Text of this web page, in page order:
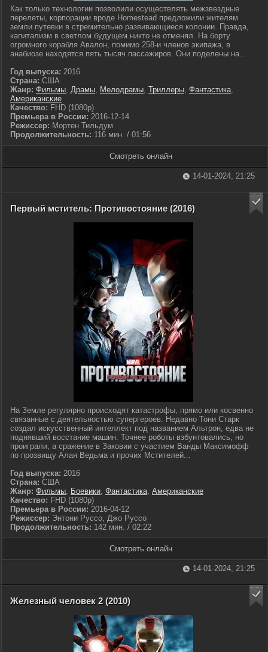
Как только технологии позволили осуществлять межзвездные
перелеты, корпорации вроде Homestead предложили жителям
земли путевки в стремительно развивающиеся колонии. Правда,
капитализм в светлом будущем никто не отменял. На борту
огромного корабля Авалон, помимо 258-и членов экипажа, в
анабиозе находятся пять тысяч пассажиров. Они поделены на...
Год выпуска: 2016
Страна: США
Жанр: Фильмы, Драмы, Мелодрамы, Триллеры, Фантастика,
Американские
Качество: FHD (1080p)
Премьера в России: 2016-12-14
Режиссер: Мортен Тильдум
Продолжительность: 116 мин. / 01:56
Смотреть онлайн
14-01-2024, 21:25
Первый мститель: Противостояние (2016)
На Земле регулярно происходят катастрофы, прямо или косвенно
связанные с деятельностью супергероев. Недавно Тони Старк
создал искусственный интеллект под названием Альтрон, едва не
поднявший восстание машин. Точнее роботы взбунтовались, но
проиграли, а сражение в Заковии с участием Ванды Максимофф
по прозвищу Алая Ведьма и прочих Мстителей...
Год выпуска: 2016
Страна: США
Жанр: Фильмы, Боевики, Фантастика, Американские
Качество: FHD (1080p)
Премьера в России: 2016-04-12
Режиссер: Энтони Руссо, Джо Руссо
Продолжительность: 142 мин. / 02:22
Смотреть онлайн
14-01-2024, 21:25
Железный человек 2 (2010)